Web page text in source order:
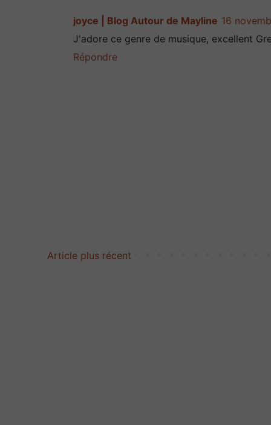
joyce | Blog Autour de Mayline 16
J'adore ce genre de musique, excellent
Répondre
Article plus récent